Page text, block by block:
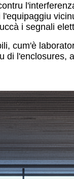
i segnali
cum'è